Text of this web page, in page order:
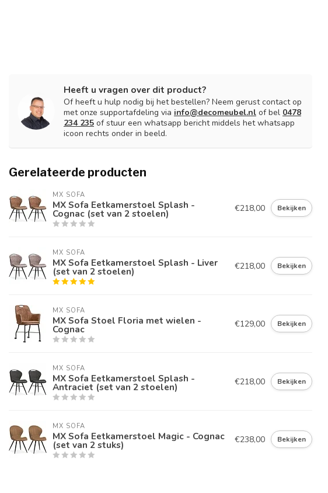
Heeft u vragen over dit product?
Of heeft u hulp nodig bij het bestellen? Neem gerust contact op
met onze supportafdeling via info@decomeubel.nl of bel 0478
234 235 of stuur een whatsapp bericht middels het whatsapp
icoon rechts onder in beeld.
Gerelateerde producten
MX SOFA
MX Sofa Eetkamerstoel Splash -
Cognac (set van 2 stoelen) €218,00 Bekijken
MX SOFA
MX Sofa Eetkamerstoel Splash - Liver
(set van 2 stoelen) €218,00 Bekijken
MX SOFA
MX Sofa Stoel Floria met wielen -
Cognac €129,00 Bekijken
MX SOFA
MX Sofa Eetkamerstoel Splash -
Antraciet (set van 2 stoelen) €218,00 Bekijken
MX SOFA
MX Sofa Eetkamerstoel Magic - Cognac
(set van 2 stuks) €238,00 Bekijken